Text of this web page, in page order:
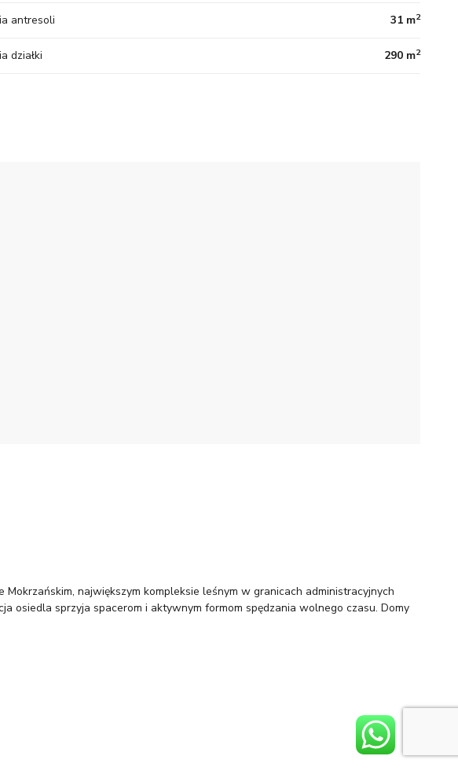
antresoli 31 m2
działki 290 m2
największym kompleksie leśnym w granicach administracyjnych
osiedla sprzyja spacerom i aktywnym formom spędzania wolnego czasu. Domy